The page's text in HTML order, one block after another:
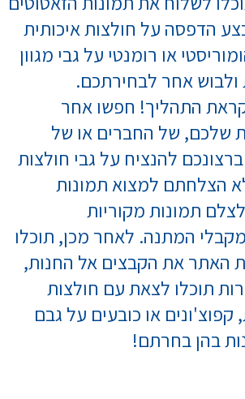
הדפסה על חולצות איכותית
או רומנטי על גבי מגוון
אחר לבחירתכם.
התהליך! חפשו אחר
שלכם, של החברים או של
להנציח על גבי חולצות
הצלחתם למצוא תמונות
תמונות מקוריות
המתנה. לאחר מכן, תוכלו
האתר את הקבצים אל החנות,
תוכלו לצאת עם חולצות
קפוצ'ונים או כובעים על גבם
בהן בחרתם!